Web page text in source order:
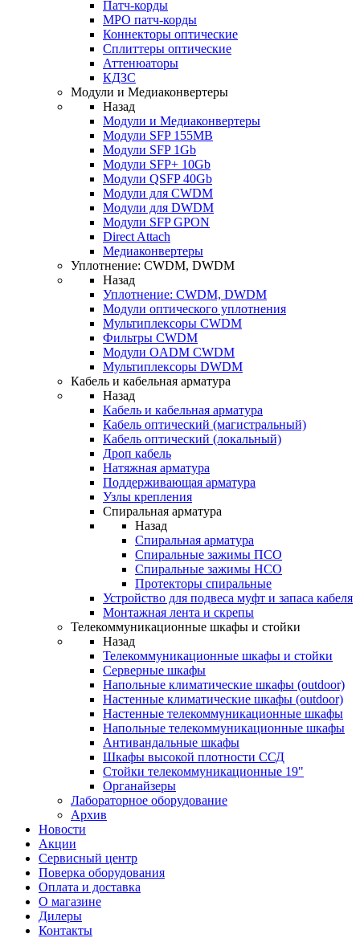
Патч-корды
MPO патч-корды
Коннекторы оптические
Сплиттеры оптические
Аттенюаторы
КДЗС
Модули и Медиаконвертеры
Назад
Модули и Медиаконвертеры
Модули SFP 155MB
Модули SFP 1Gb
Модули SFP+ 10Gb
Модули QSFP 40Gb
Модули для CWDM
Модули для DWDM
Модули SFP GPON
Direct Attach
Медиаконвертеры
Уплотнение: CWDM, DWDM
Назад
Уплотнение: CWDM, DWDM
Модули оптического уплотнения
Мультиплексоры CWDM
Фильтры CWDM
Модули OADM CWDM
Мультиплексоры DWDM
Кабель и кабельная арматура
Назад
Кабель и кабельная арматура
Кабель оптический (магистральный)
Кабель оптический (локальный)
Дроп кабель
Натяжная арматура
Поддерживающая арматура
Узлы крепления
Спиральная арматура
Назад
Спиральная арматура
Спиральные зажимы ПСО
Спиральные зажимы НСО
Протекторы спиральные
Устройство для подвеса муфт и запаса кабеля
Монтажная лента и скрепы
Телекоммуникационные шкафы и стойки
Назад
Телекоммуникационные шкафы и стойки
Серверные шкафы
Напольные климатические шкафы (outdoor)
Настенные климатические шкафы (outdoor)
Настенные телекоммуникационные шкафы
Напольные телекоммуникационные шкафы
Антивандальные шкафы
Шкафы высокой плотности ССД
Стойки телекоммуникационные 19"
Органайзеры
Лабораторное оборудование
Архив
Новости
Акции
Сервисный центр
Поверка оборудования
Оплата и доставка
О магазине
Дилеры
Контакты